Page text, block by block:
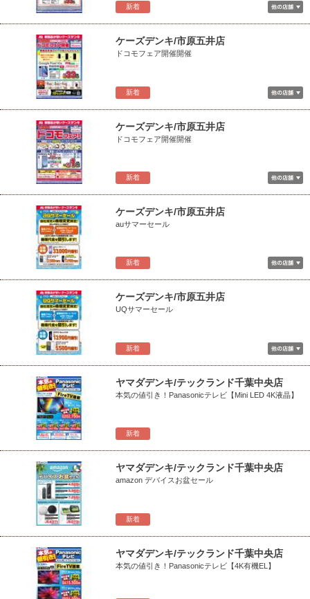
新着
新着
ケーズデンキ/市原五井店
ドコモフェア開催開催
新着
ケーズデンキ/市原五井店
ドコモフェア開催開催
新着
ケーズデンキ/市原五井店
auサマーセール
新着
ケーズデンキ/市原五井店
UQサマーセール
新着
ヤマダデンキ/テックランド千葉中央店
本気の値引き！Panasonicテレビ【Mini LED 4K液晶】
新着
ヤマダデンキ/テックランド千葉中央店
amazon デバイスお盆セール
ヤマダデンキ/テックランド千葉中央店
本気の値引き！Panasonicテレビ【4K有機EL】